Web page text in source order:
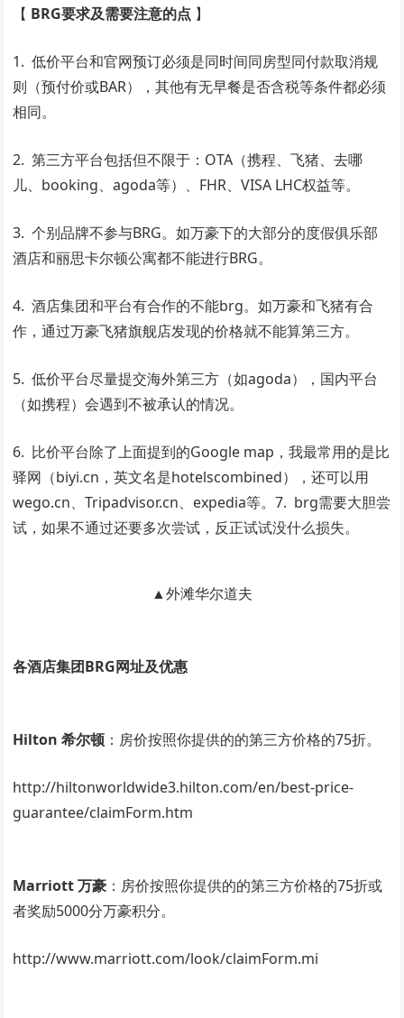
【 BRG要求及需要注意的点 】
1. 低价平台和官网预订必须是同时间同房型同付款取消规
则（预付价或BAR），其他有无早餐是否含税等条件都必须
相同。
2. 第三方平台包括但不限于：OTA（携程、飞猪、去哪
儿、booking、agoda等）、FHR、VISA LHC权益等。
3. 个别品牌不参与BRG。如万豪下的大部分的度假俱乐部
酒店和丽思卡尔顿公寓都不能进行BRG。
4. 酒店集团和平台有合作的不能brg。如万豪和飞猪有合
作，通过万豪飞猪旗舰店发现的价格就不能算第三方。
5. 低价平台尽量提交海外第三方（如agoda），国内平台
（如携程）会遇到不被承认的情况。
6. 比价平台除了上面提到的Google map，我最常用的是比
驿网（biyi.cn，英文名是hotelscombined），还可以用
wego.cn、Tripadvisor.cn、expedia等。7. brg需要大胆尝
试，如果不通过还要多次尝试，反正试试没什么损失。
▲外滩华尔道夫
各酒店集团BRG网址及优惠
Hilton 希尔顿 ：房价按照你提供的的第三方价格的75折。
http://hiltonworldwide3.hilton.com/en/best-price-
guarantee/claimForm.htm
Marriott 万豪 ：房价按照你提供的的第三方价格的75折或
者奖励5000分万豪积分。
http://www.marriott.com/look/claimForm.mi